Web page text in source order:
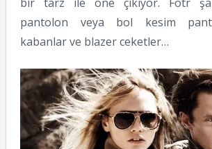
pantolon veya bol kesim
kabanlar ve blazer ceketler…